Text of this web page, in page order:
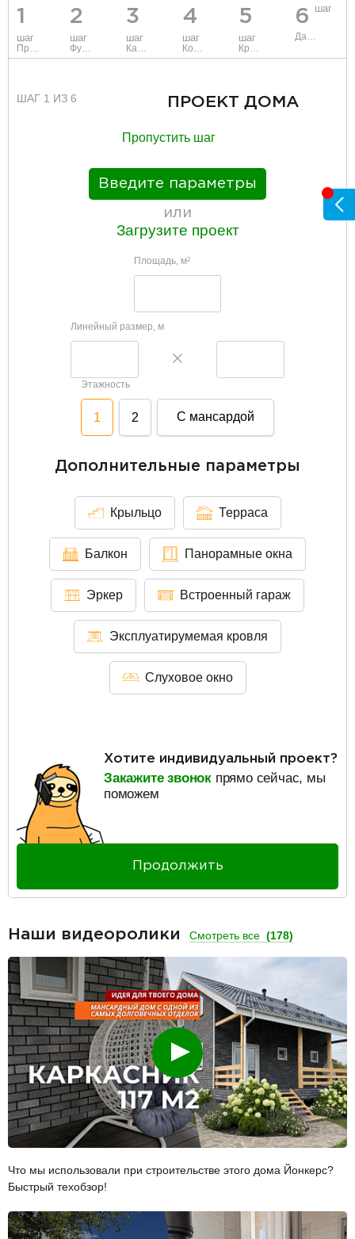
1
шаг
Проект
2
шаг
Фундамент
3
шаг
Каркас и стены
4
шаг
Коммуникации
5
шаг
Крыша
6 шаг
Данные
ШАГ 1 ИЗ 6 ПРОЕКТ ДОМА
Пропустить шаг
Введите параметры
или
Загрузите проект
Площадь, м2
Линейный размер, м
Этажность
1 2 С мансардой
Дополнительные параметры
Крыльцо Терраса
Балкон Панорамные окна
Эркер Встроенный гараж
Эксплуатирумемая кровля
Слуховое окно
Хотите индивидуальный проект?
Закажите звонок прямо сейчас, мы
поможем
Продолжить
Наши видеоролики Смотреть все (178)
Смотреть
Что мы использовали при строительстве этого дома Йонкерс?
Быстрый техобзор!